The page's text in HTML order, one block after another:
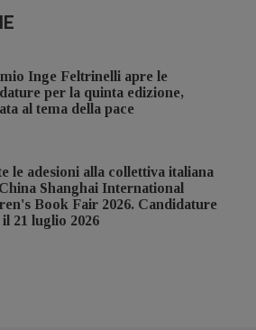
Inge Feltrinelli apre le
per la quinta edizione,
al tema della pace
le adesioni alla collettiva italiana
Shanghai International
Book Fair 2026. Candidature
21 luglio 2026